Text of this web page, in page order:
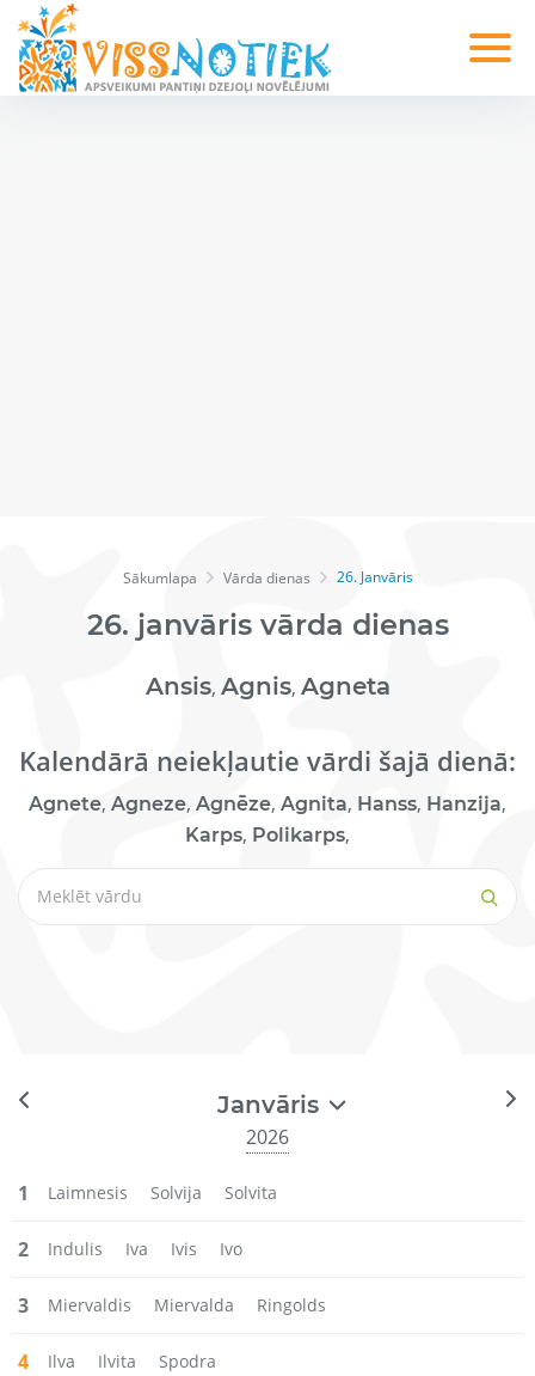
Sākumlapa Vārda dienas 26. Janvāris
26. janvārisvārda dienas
Ansis, Agnis, Agneta
Kalendārā neiekļautie vārdi šajā dienā:
Agnete, Agneze, Agnēze, Agnita, Hanss, Hanzija,
Karps, Polikarps,
Janvāris
2026
1 Laimnesis Solvija Solvita
2 Indulis Iva Ivis Ivo
3 Miervaldis Miervalda Ringolds
4 Ilva Ilvita Spodra